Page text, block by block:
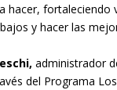
hacer, fortaleciendo
y hacer las
administrador
del Programa